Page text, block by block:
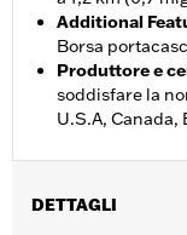
Additional
Borsa
Produttore e
soddisfare la
U.S.A, Canada,
DETTAGLI